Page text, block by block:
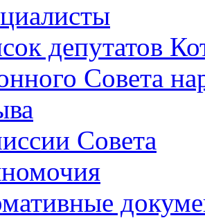
депутатов
Совета
Совета